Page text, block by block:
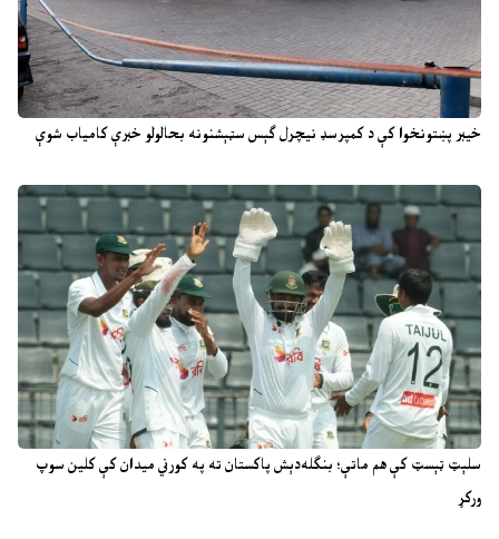
خیبر پښتونخوا کې د کمپرسډ نیچرل ګېس سټېشنونه بحالولو خبرې کامیاب شوې
سلېټ ټېسټ کې هم ماتې؛ بنګله‌دېش پاکستان ته په کورني میدان کې کلین سوپ
ورکړ